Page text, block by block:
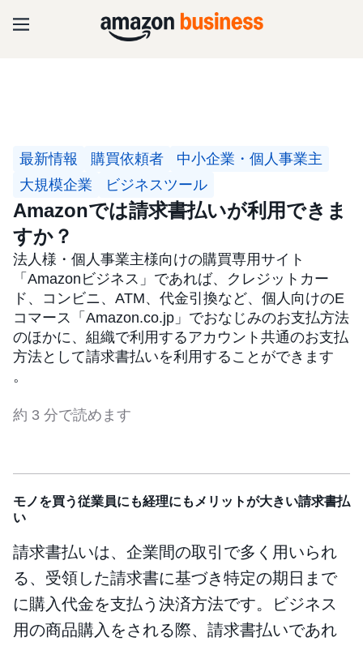
最新情報 購買依頼者
中小企業・個人事業主
大規模企業
ビジネスツール
Amazonでは請求書払いが利用できま
すか？
法人様・個人事業主様向けの購買専用サイト
「Amazonビジネス」であれば、クレジットカー
ド、コンビニ、ATM、代金引換など、個人向けのE
コマース「Amazon.co.jp」でおなじみのお支払方法
のほかに、組織で利用するアカウント共通のお支払
方法として請求書払いを利用することができます
。
約 3 分で読めます
モノを買う従業員にも経理にもメリットが大きい請求書払
い
請求書払いは、企業間の取引で多く用いられ
る、受領した請求書に基づき特定の期日まで
に購入代金を支払う決済方法です。ビジネス
用の商品購入をされる際、請求書払いであれ